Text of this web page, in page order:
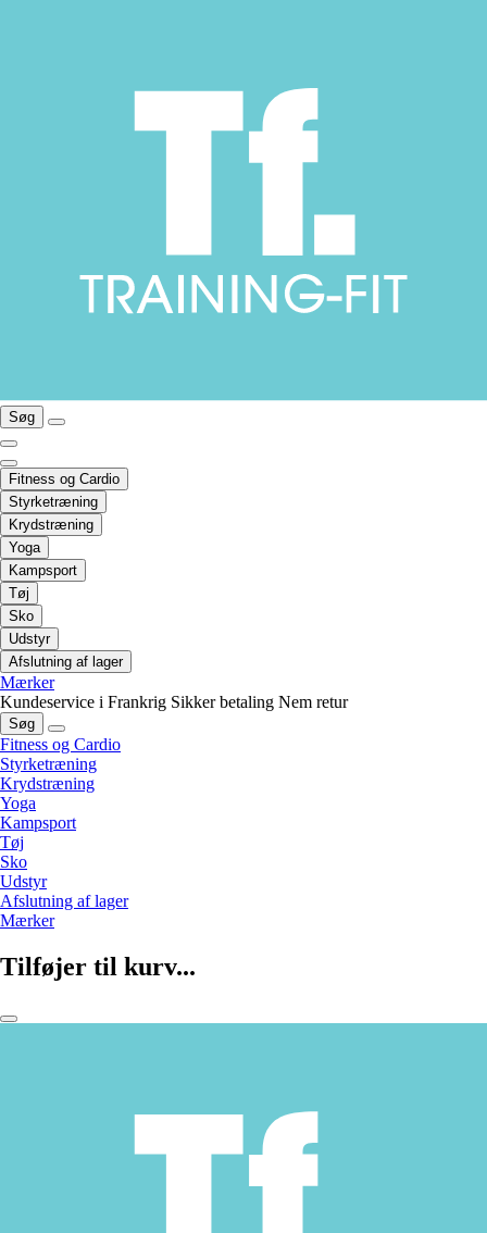
Søg
Fitness og Cardio
Styrketræning
Krydstræning
Yoga
Kampsport
Tøj
Sko
Udstyr
Afslutning af lager
Mærker
Kundeservice i Frankrig Sikker betaling Nem retur
Søg
Fitness og Cardio
Styrketræning
Krydstræning
Yoga
Kampsport
Tøj
Sko
Udstyr
Afslutning af lager
Mærker
Tilføjer til kurv...